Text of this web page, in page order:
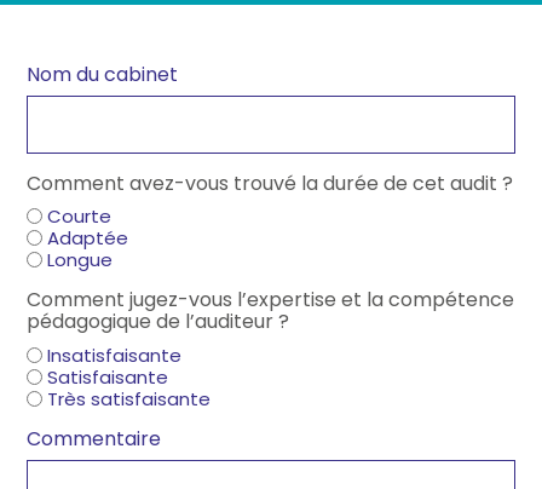
Nom du cabinet
Comment avez-vous trouvé la durée de cet audit ?
Courte
Adaptée
Longue
Comment jugez-vous l’expertise et la compétence
pédagogique de l’auditeur ?
Insatisfaisante
Satisfaisante
Très satisfaisante
Commentaire